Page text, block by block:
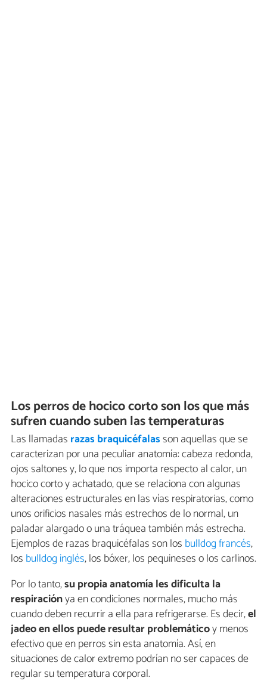
Los perros de hocico corto son los que más
sufren cuando suben las temperaturas
Las llamadas razas braquicéfalasson aquellas que se
caracterizan por una peculiar anatomía: cabeza redonda,
ojos saltones y, lo que nos importa respecto al calor, un
hocico corto y achatado, que se relaciona con algunas
alteraciones estructurales en las vías respiratorias, como
unos orificios nasales más estrechos de lo normal, un
paladar alargado o una tráquea también más estrecha.
Ejemplos de razas braquicéfalas son los bulldog francés,
los bulldog inglés, los bóxer, los pequineses o los carlinos.
Por lo tanto,su propia anatomía les dificulta la
respiraciónya en condiciones normales, mucho más
cuando deben recurrir a ella para refrigerarse. Es decir,el
jadeo en ellos puede resultar problemáticoy menos
efectivo que en perros sin esta anatomía. Así, en
situaciones de calor extremo podrían no ser capaces de
regular su temperatura corporal.